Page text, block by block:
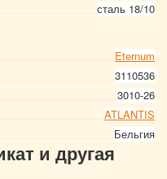
сталь 18/10
Eternum
3110536
3010-26
ATLANTIS
Бельгия
и другая